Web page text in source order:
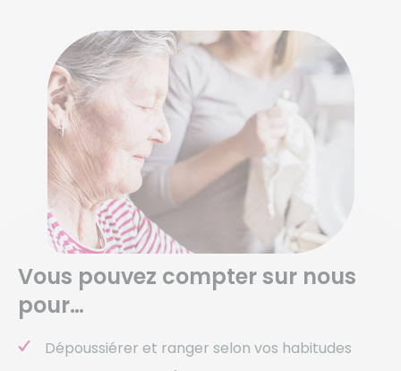
Vous pouvez compter sur nous
pour…
Dépoussiérer et ranger selon vos habitudes